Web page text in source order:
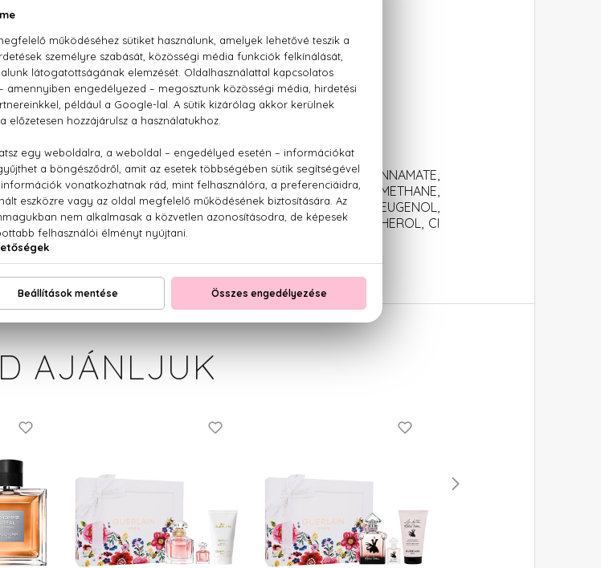
Ideal Eau De Parfum
rózsa, vanília, tömjén, bőr, szantálfa
LIMONENE, LINALOOL, ETHYLHEXYL METHOXYCINNAMATE,
BENZOATE, CITRONELLOL, BUTYL METHOXYDIBENZOYLMETHANE,
ISOMETHYL IONONE, BHT, BENZYL BENZOATE, CITRAL, EUGENOL,
4), CI 60730 (EXT.VIOLET 2), CI 19140 (YELLOW 5), TOCOPHEROL, CI
AJÁNLJUK